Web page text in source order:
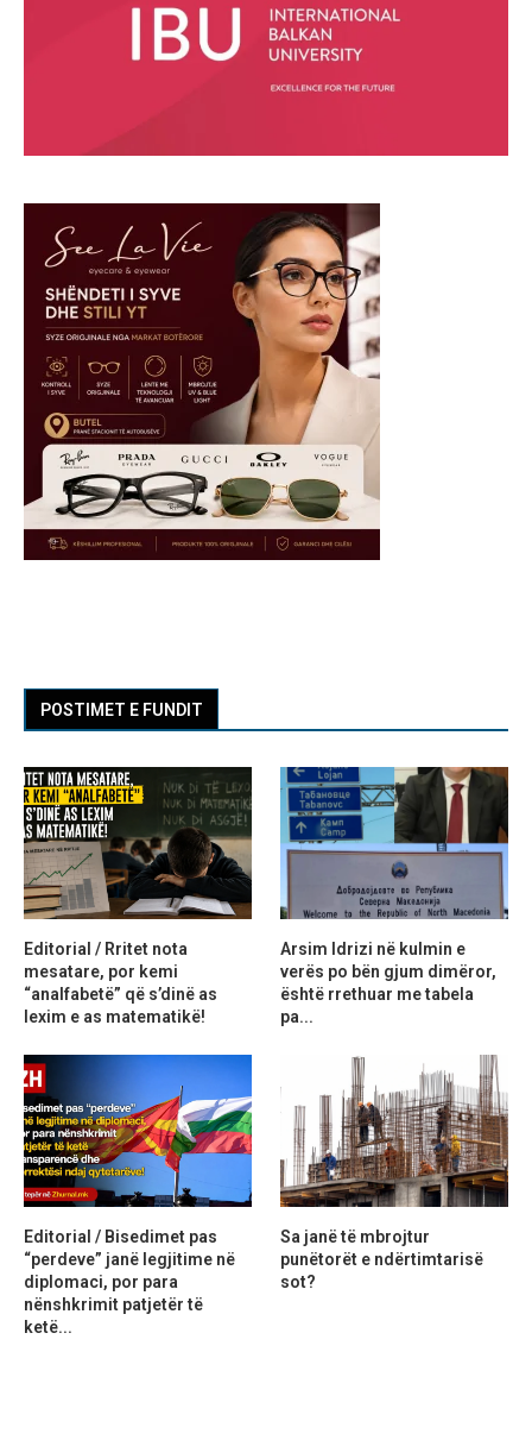
POSTIMET E FUNDIT
Editorial / Rritet nota
mesatare, por kemi
“analfabetë” që s’dinë as
lexim e as matematikë!
Arsim Idrizi në kulmin e
verës po bën gjum dimëror,
është rrethuar me tabela
pa...
Editorial / Bisedimet pas
“perdeve” janë legjitime në
diplomaci, por para
nënshkrimit patjetër të
ketë...
Sa janë të mbrojtur
punëtorët e ndërtimtarisë
sot?